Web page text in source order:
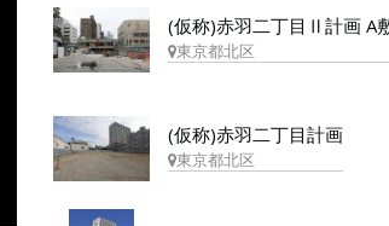
(仮称)赤羽二丁目Ⅱ計画 A
東京都北区
(仮称)赤羽二丁目計画
東京都北区